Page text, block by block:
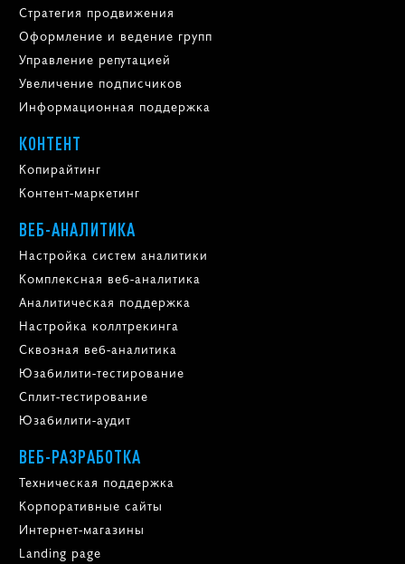
Стратегия продвижения
Оформление и ведение групп
Управление репутацией
Увеличение подписчиков
Информационная поддержка
КОНТЕНТ
Копирайтинг
Контент-маркетинг
ВЕБ-АНАЛИТИКА
Настройка систем аналитики
Комплексная веб-аналитика
Аналитическая поддержка
Настройка коллтрекинга
Сквозная веб-аналитика
Юзабилити-тестирование
Сплит-тестирование
Юзабилити-аудит
ВЕБ-РАЗРАБОТКА
Техническая поддержка
Корпоративные сайты
Интернет-магазины
Landing page